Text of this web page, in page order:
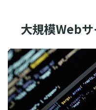
大規模Web